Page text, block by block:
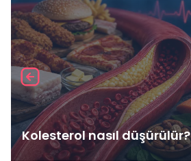
Kolesterol nasıl düşürülür?